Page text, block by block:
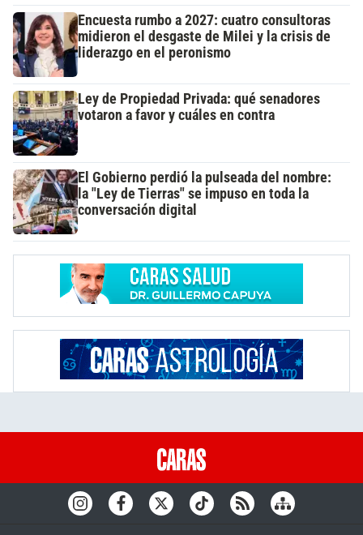
Encuesta rumbo a 2027: cuatro consultoras
midieron el desgaste de Milei y la crisis de
liderazgo en el peronismo
Ley de Propiedad Privada: qué senadores
votaron a favor y cuáles en contra
El Gobierno perdió la pulseada del nombre:
la "Ley de Tierras" se impuso en toda la
conversación digital